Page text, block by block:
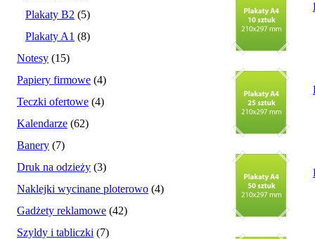
Plakaty B2 (5)
Plakaty A1 (8)
Notesy (15)
Papiery firmowe (4)
Teczki ofertowe (4)
Kalendarze (62)
Banery (7)
Druk na odzieży (3)
Naklejki wycinane ploterowo (4)
Gadżety reklamowe (42)
Szyldy i tabliczki (7)